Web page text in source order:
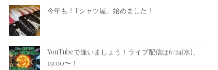
今年も！Tシャツ屋、始めました！
YouTubeで逢いましょう！ライブ配信は6/24(水)、
19:00〜！